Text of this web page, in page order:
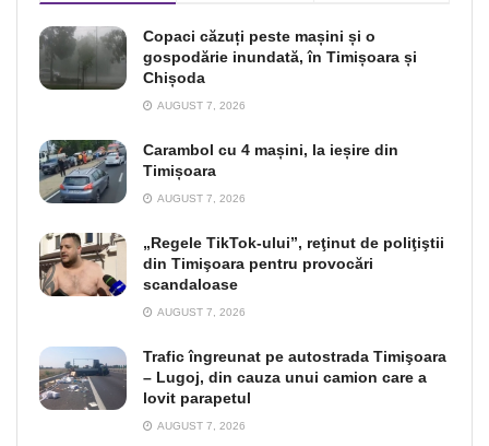
Copaci căzuți peste mașini și o
gospodărie inundată, în Timișoara și
Chișoda
AUGUST 7, 2026
Carambol cu 4 mașini, la ieșire din
Timișoara
AUGUST 7, 2026
„Regele TikTok-ului”, reţinut de poliţiştii
din Timişoara pentru provocări
scandaloase
AUGUST 7, 2026
Trafic îngreunat pe autostrada Timişoara
– Lugoj, din cauza unui camion care a
lovit parapetul
AUGUST 7, 2026